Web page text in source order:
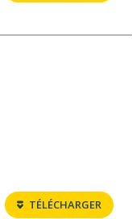
TÉLÉCHARGER